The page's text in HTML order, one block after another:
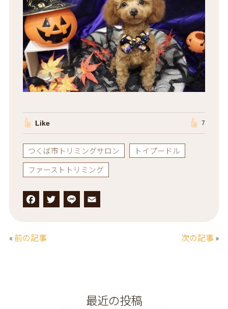
Like 7
つくば市トリミングサロン
トイプードル
ファーストトリミング
F
c
T L
«前の記事 次の記事»
最近の投稿